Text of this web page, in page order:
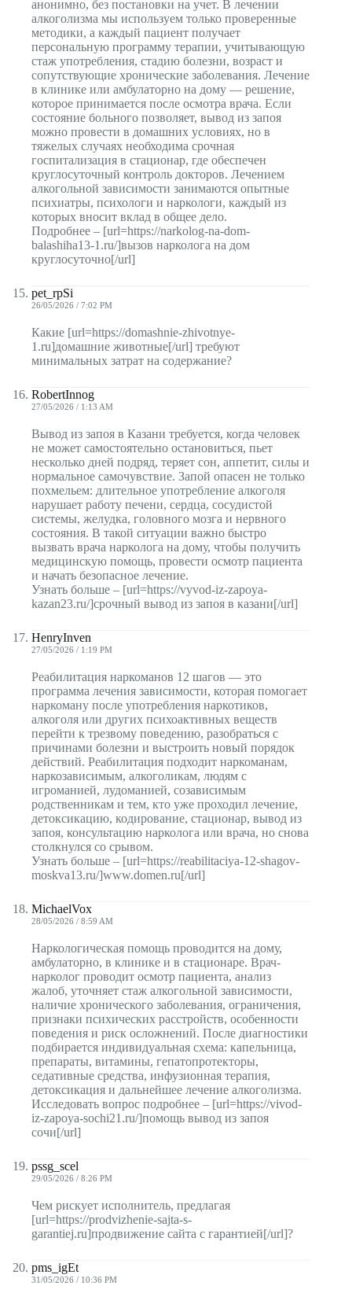
анонимно, без постановки на учет. В лечении
алкоголизма мы используем только проверенные
методики, а каждый пациент получает
персональную программу терапии, учитывающую
стаж употребления, стадию болезни, возраст и
сопутствующие хронические заболевания. Лечение
в клинике или амбулаторно на дому — решение,
которое принимается после осмотра врача. Если
состояние больного позволяет, вывод из запоя
можно провести в домашних условиях, но в
тяжелых случаях необходима срочная
госпитализация в стационар, где обеспечен
круглосуточный контроль докторов. Лечением
алкогольной зависимости занимаются опытные
психиатры, психологи и наркологи, каждый из
которых вносит вклад в общее дело.
Подробнее – [url=https://narkolog-na-dom-
balashiha13-1.ru/]вызов нарколога на дом
круглосуточно[/url]
pet_rpSi
26/05/2026 / 7:02 PM
Какие [url=https://domashnie-zhivotnye-
1.ru]домашние животные[/url] требуют
минимальных затрат на содержание?
RobertInnog
27/05/2026 / 1:13 AM
Вывод из запоя в Казани требуется, когда человек
не может самостоятельно остановиться, пьет
несколько дней подряд, теряет сон, аппетит, силы и
нормальное самочувствие. Запой опасен не только
похмельем: длительное употребление алкоголя
нарушает работу печени, сердца, сосудистой
системы, желудка, головного мозга и нервного
состояния. В такой ситуации важно быстро
вызвать врача нарколога на дому, чтобы получить
медицинскую помощь, провести осмотр пациента
и начать безопасное лечение.
Узнать больше – [url=https://vyvod-iz-zapoya-
kazan23.ru/]срочный вывод из запоя в казани[/url]
HenryInven
27/05/2026 / 1:19 PM
Реабилитация наркоманов 12 шагов — это
программа лечения зависимости, которая помогает
наркоману после употребления наркотиков,
алкоголя или других психоактивных веществ
перейти к трезвому поведению, разобраться с
причинами болезни и выстроить новый порядок
действий. Реабилитация подходит наркоманам,
наркозависимым, алкоголикам, людям с
игроманией, лудоманией, созависимым
родственникам и тем, кто уже проходил лечение,
детоксикацию, кодирование, стационар, вывод из
запоя, консультацию нарколога или врача, но снова
столкнулся со срывом.
Узнать больше – [url=https://reabilitaciya-12-shagov-
moskva13.ru/]www.domen.ru[/url]
MichaelVox
28/05/2026 / 8:59 AM
Наркологическая помощь проводится на дому,
амбулаторно, в клинике и в стационаре. Врач-
нарколог проводит осмотр пациента, анализ
жалоб, уточняет стаж алкогольной зависимости,
наличие хронического заболевания, ограничения,
признаки психических расстройств, особенности
поведения и риск осложнений. После диагностики
подбирается индивидуальная схема: капельница,
препараты, витамины, гепатопротекторы,
седативные средства, инфузионная терапия,
детоксикация и дальнейшее лечение алкоголизма.
Исследовать вопрос подробнее – [url=https://vivod-
iz-zapoya-sochi21.ru/]помощь вывод из запоя
сочи[/url]
pssg_scel
29/05/2026 / 8:26 PM
Чем рискует исполнитель, предлагая
[url=https://prodvizhenie-sajta-s-
garantiej.ru]продвижение сайта с гарантией[/url]?
pms_igEt
31/05/2026 / 10:36 PM